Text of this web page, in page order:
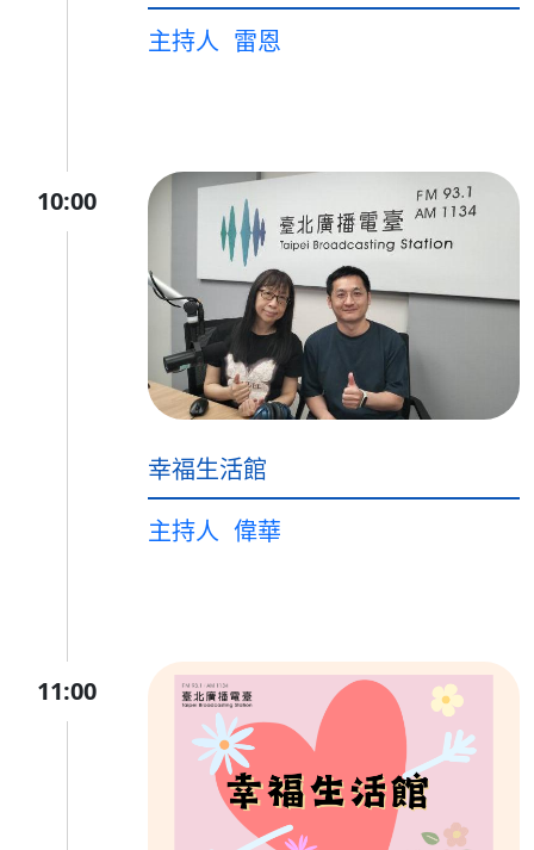
主持人 雷恩
10:00
幸福生活館
主持人 偉華
11:00